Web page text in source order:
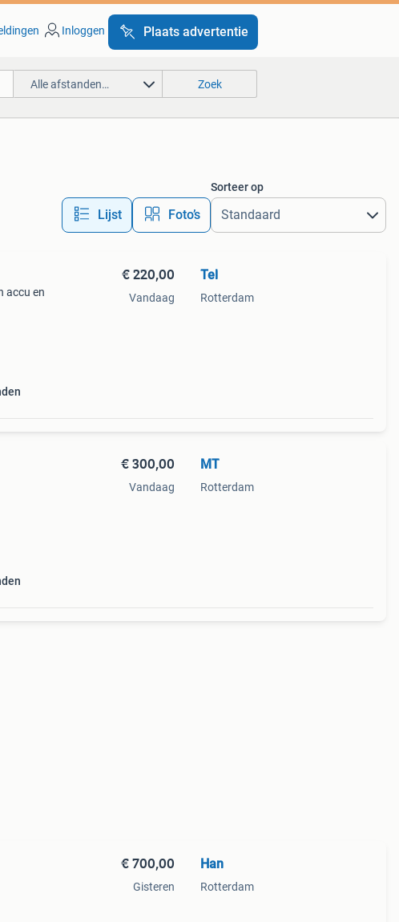
Inloggen Plaats advertentie
Alle afstanden… Zoek
Lijst Foto’s
Sorteer op
accu en
€ 220,00
Vandaag
Tel
Rotterdam
€ 300,00
Vandaag
MT
Rotterdam
€ 700,00
Gisteren
Han
Rotterdam